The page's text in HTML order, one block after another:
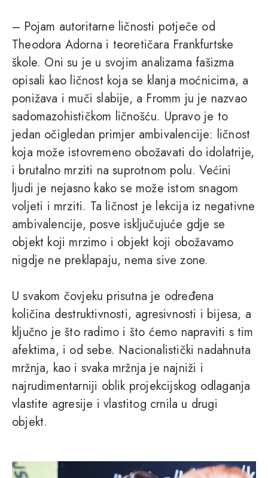
– Pojam autoritarne ličnosti potječe od
Theodora Adorna i teoretičara Frankfurtske
škole. Oni su je u svojim analizama fašizma
opisali kao ličnost koja se klanja moćnicima, a
ponižava i muči slabije, a Fromm ju je nazvao
sadomazohističkom ličnošću. Upravo je to
jedan očigledan primjer ambivalencije: ličnost
koja može istovremeno obožavati do idolatrije,
i brutalno mrziti na suprotnom polu. Većini
ljudi je nejasno kako se može istom snagom
voljeti i mrziti. Ta ličnost je lekcija iz negativne
ambivalencije, posve isključujuće gdje se
objekt koji mrzimo i objekt koji obožavamo
nigdje ne preklapaju, nema sive zone.
U svakom čovjeku prisutna je određena
količina destruktivnosti, agresivnosti i bijesa, a
ključno je što radimo i što ćemo napraviti s tim
afektima, i od sebe. Nacionalistički nadahnuta
mržnja, kao i svaka mržnja je najniži i
najrudimentarniji oblik projekcijskog odlaganja
vlastite agresije i vlastitog crnila u drugi
objekt.